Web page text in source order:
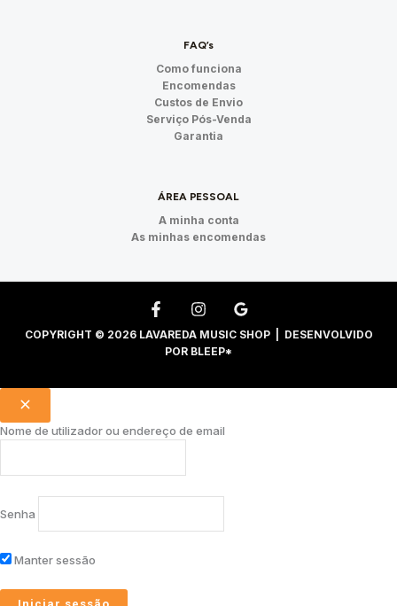
FAQ’s
Como funciona
Encomendas
Custos de Envio
Serviço Pós-Venda
Garantia
ÁREA PESSOAL
A minha conta
As minhas encomendas
COPYRIGHT © 2026 LAVAREDA MUSIC SHOP | DESENVOLVIDO
POR BLEEP*
Nome de utilizador ou endereço de email
Senha
Manter sessão